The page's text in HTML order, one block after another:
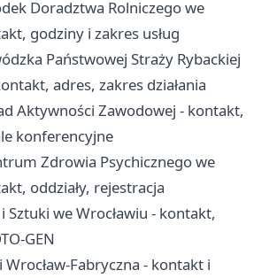
Doradztwa Rolniczego we
godziny i zakres usług
Państwowej Straży Rybackiej
adres, zakres działania
Aktywności Zawodowej - kontakt,
konferencyjne
Zdrowia Psychicznego we
oddziały, rejestracja
Sztuki we Wrocławiu - kontakt,
GEN
Fabryczna - kontakt i